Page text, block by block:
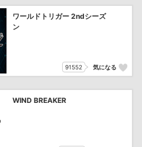
ワールドトリガー 2ndシーズ
ン
91552 気になる
WIND BREAKER